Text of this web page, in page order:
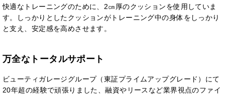
快適なトレーニングのために、2㎝厚のクッションを使用していま
す。しっかりとしたクッションがトレーニング中の身体をしっかり
と支え、安定感を高めさせます。
万全なトータルサポート
ビューティガレージグループ（東証プライムアップグレード）にて
20年超の経験で頑張りました、融資やリースなど業界視点のファイ